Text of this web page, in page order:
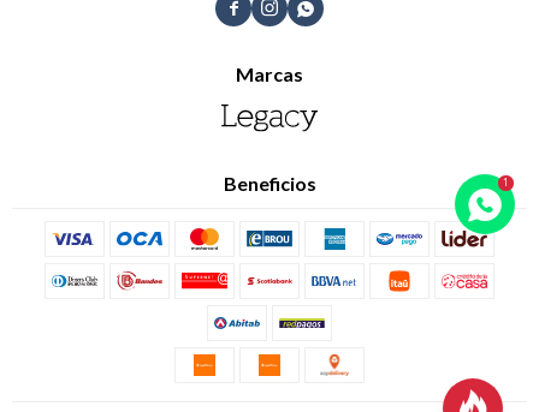
  
Marcas
Beneficios
Canjear mis puntos
Envíos, cambios y devoluciones